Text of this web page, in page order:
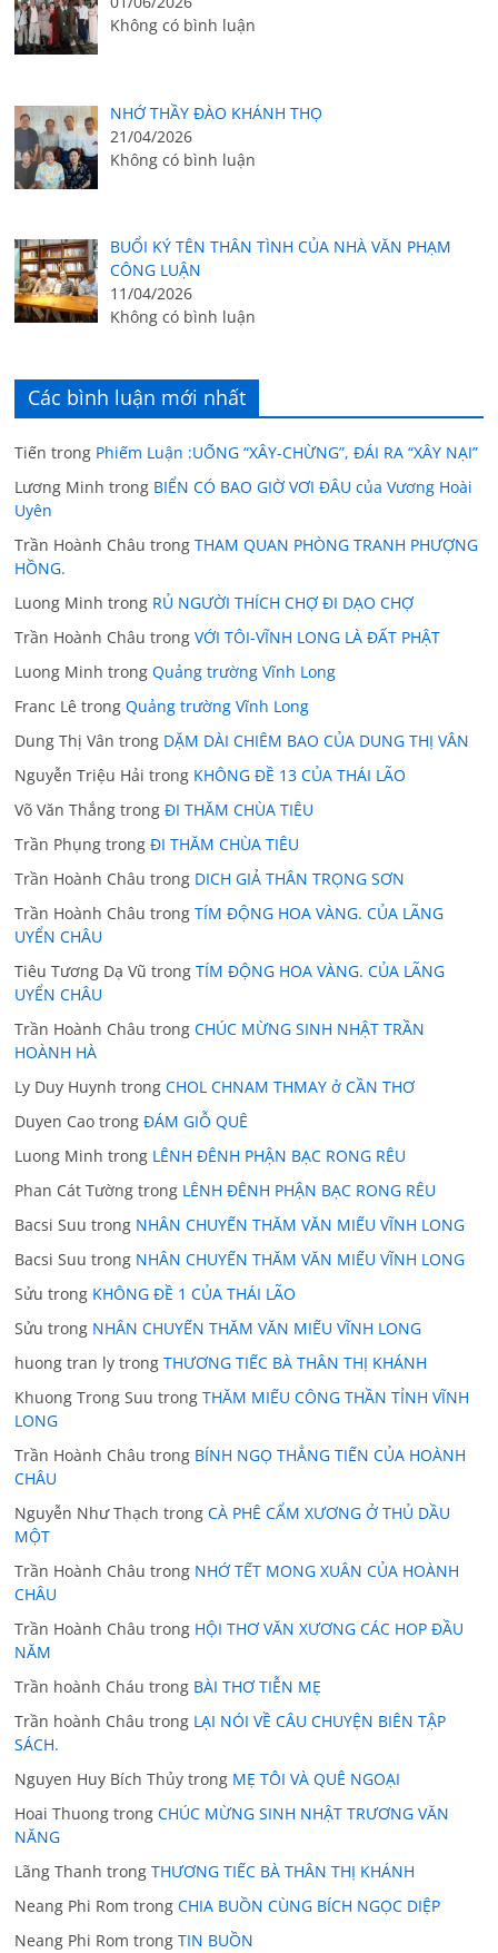
Không có bình luận
NHỚ THẦY ĐÀO KHÁNH THỌ
21/04/2026
Không có bình luận
BUỔI KÝ TÊN THÂN TÌNH CỦA NHÀ VĂN PHẠM
CÔNG LUẬN
11/04/2026
Không có bình luận
Các bình luận mới nhất
Tiến trong Phiếm Luận :UỐNG “XÂY-CHỪNG”, ĐÁI RA “XÂY NẠI”
Lương Minh trong BIỂN CÓ BAO GIỜ VƠI ĐÂU của Vương Hoài
Uyên
Trần Hoành Châu trongTHAM QUAN PHÒNG TRANH PHƯỢNG
HỒNG.
Luong Minh trong RỦ NGƯỜI THÍCH CHỢ ĐI DẠO CHỢ
Trần Hoành Châu trongVỚI TÔI-VĨNH LONG LÀ ĐẤT PHẬT
Luong Minh trongQuảng trường Vĩnh Long
Franc Lê trongQuảng trường Vĩnh Long
Dung Thị Vân trong DẶM DÀI CHIÊM BAO CỦA DUNG THỊ VÂN
Nguyễn Triệu Hải trong KHÔNG ĐỀ 13 CỦA THÁI LÃO
Võ Văn Thắng trongĐI THĂM CHÙA TIÊU
Trần Phụng trongĐI THĂM CHÙA TIÊU
Trần Hoành Châu trong DICH GIẢ THÂN TRỌNG SƠN
Trần Hoành Châu trongTÍM ĐỘNG HOA VÀNG. CỦA LÃNG
UYỂN CHÂU
Tiêu Tương Dạ Vũ trongTÍM ĐỘNG HOA VÀNG. CỦA LÃNG
UYỂN CHÂU
Trần Hoành Châu trongCHÚC MỪNG SINH NHẬT TRẦN
HOÀNH HÀ
Ly Duy Huynh trongCHOL CHNAM THMAY ở CẦN THƠ
Duyen Cao trongĐÁM GIỖ QUÊ
Luong Minh trong LÊNH ĐÊNH PHẬN BẠC RONG RÊU
Phan Cát Tường trong LÊNH ĐÊNH PHẬN BẠC RONG RÊU
Bacsi Suu trong NHÂN CHUYẾN THĂM VĂN MIẾU VĨNH LONG
Bacsi Suu trong NHÂN CHUYẾN THĂM VĂN MIẾU VĨNH LONG
Sửu trong KHÔNG ĐỀ 1 CỦA THÁI LÃO
Sửu trong NHÂN CHUYẾN THĂM VĂN MIẾU VĨNH LONG
huong tran ly trongTHƯƠNG TIẾC BÀ THÂN THỊ KHÁNH
Khuong Trong Suu trongTHĂM MIẾU CÔNG THẦN TỈNH VĨNH
LONG
Trần Hoành Châu trong BÍNH NGỌ THẲNG TIẾN CỦA HOÀNH
CHÂU
Nguyễn Như Thạch trongCÀ PHÊ CẨM XƯƠNG Ở THỦ DẦU
MỘT
Trần Hoành Châu trong NHỚ TẾT MONG XUÂN CỦA HOÀNH
CHÂU
Trần Hoành Châu trong HỘI THƠ VĂN XƯƠNG CÁC HOP ĐẦU
NĂM
Trần hoành Cháu trong BÀI THƠ TIỄN MẸ
Trần hoành Châu trong LẠI NÓI VỀ CÂU CHUYỆN BIÊN TẬP
SÁCH.
Nguyen Huy Bích Thủy trong MẸ TÔI VÀ QUÊ NGOẠI
Hoai Thuong trongCHÚC MỪNG SINH NHẬT TRƯƠNG VĂN
NĂNG
Lãng Thanh trongTHƯƠNG TIẾC BÀ THÂN THỊ KHÁNH
Neang Phi Rom trongCHIA BUỒN CÙNG BÍCH NGỌC DIỆP
Neang Phi Rom trongTIN BUỒN